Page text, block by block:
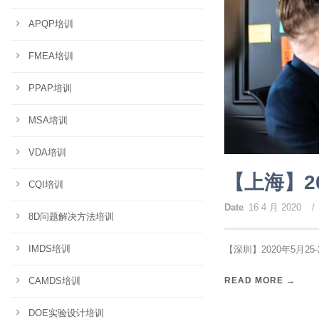
【上海
Date 16 4 月 2020 /
【深圳】2020年5月
READ MORE →
APQP培训
FMEA培训
PPAP培训
MSA培训
VDA培训
CQI培训
8D问题解决方法培训
IMDS培训
CAMDS培训
DOE实验设计培训